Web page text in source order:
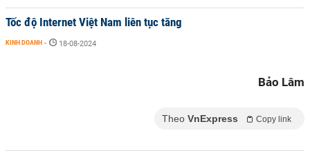
Tốc độ Internet Việt Nam liên tục tăng
KINH DOANH - 18-08-2024
Bảo Lâm
Theo VnExpress Copy link